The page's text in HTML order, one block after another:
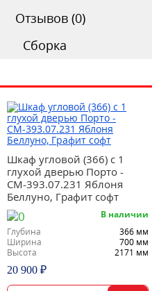
Отзывов (0)
Сборка
Шкаф угловой (366) с 1
глухой дверью Порто -
СМ-393.07.231 Яблоня
Беллуно, Графит софт
В наличии
Глубина
366 мм
Ширина
700 мм
Высота
2171 мм
20 900 ₽